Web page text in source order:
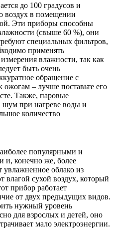
до 100 градусов и
воздух в помещении
Эти приборы способны
(свыше 60 %), они
специальных фильтров,
применять
влажности, так как
быть очень
обращение с
– лучше поставьте его
Также, паровые
при нагреве воды и
количество
популярными и
и, конечно же, более
облако из
сухой воздух, который
прибор работает
от двух предыдущих видов.
нужный уровень
для взрослых и детей, оно
мало электроэнергии.